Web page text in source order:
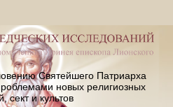
Святейшего Патриарха
новых религиозных
сект и культов